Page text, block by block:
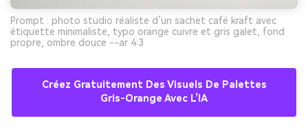
Prompt : photo studio réaliste d’un sachet café kraft avec
étiquette minimaliste, typo orange cuivre et gris galet, fond
propre, ombre douce --ar 4:3
Créez Gratuitement Des Visuels De Palettes
Gris-Orange Avec L’IA